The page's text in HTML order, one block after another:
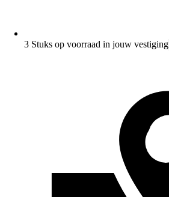
3 Stuks op voorraad in jouw vestiging